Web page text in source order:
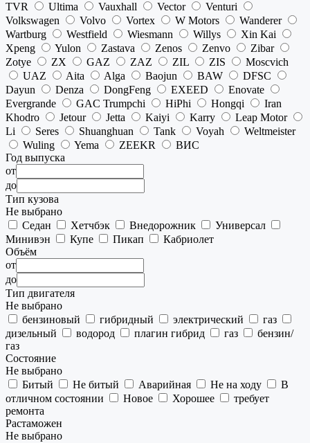
TVR
Ultima Vauxhall Vector
Venturi
Volkswagen
Volvo Vortex W Motors
Wanderer
Wartburg
Westfield Wiesmann Willys
Xin Kai
Xpeng
Yulon Zastava Zenos Zenvo
Zibar
Zotye
ZX GAZ ZAZ ZIL ZIS
Moscvich
UAZ
Aita Alga Baojun BAW
DFSC
Dayun
Denza DongFeng EXEED
Enovate
Evergrande
GAC Trumpchi HiPhi Hongqi
Iran
Khodro
Jetour Jetta Kaiyi Karry
Leap Motor
Li
Seres Shuanghuan Tank Voyah
Weltmeister
Wuling
Yema ZEEKR
ВИС
Год выпуска
от
до
Тип кузова
Не выбрано
Седан
Хетчбэк Внедорожник
Универсал
Минивэн
Купе Пикап
Кабриолет
Объём
от
до
Тип двигателя
Не выбрано
бензиновый
гибридный электрический
газ
дизельный
водород плагин гибрид газ
бензин/
газ
Состояние
Не выбрано
Битый
Не битый Аварийная Не на ходу
В
отличном состоянии
Новое Хорошее
требует
ремонта
Растаможен
Не выбрано